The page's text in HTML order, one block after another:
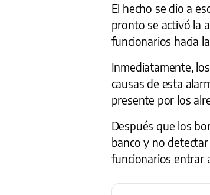
El hecho se dio a
pronto se activó la
funcionarios hacia
Inmediatamente,
causas de esta
presente por los
Después que los
banco y no
funcionarios entrar